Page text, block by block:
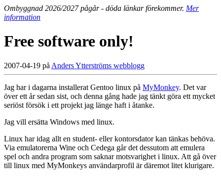
Ombyggnad 2026/2027 pågår - döda länkar förekommer. Mer
information
Free software only!
2007-04-19 på Anders Ytterströms webblogg
Jag har i dagarna installerat Gentoo linux på MyMonkey. Det var
över ett år sedan sist, och denna gång hade jag tänkt göra ett mycket
seriöst försök i ett projekt jag länge haft i åtanke.
Jag vill ersätta Windows med linux.
Linux har idag allt en student- eller kontorsdator kan tänkas behöva.
Via emulatorerna Wine och Cedega går det dessutom att emulera
spel och andra program som saknar motsvarighet i linux. Att gå över
till linux med MyMonkeys användarprofil är däremot litet klurigare.